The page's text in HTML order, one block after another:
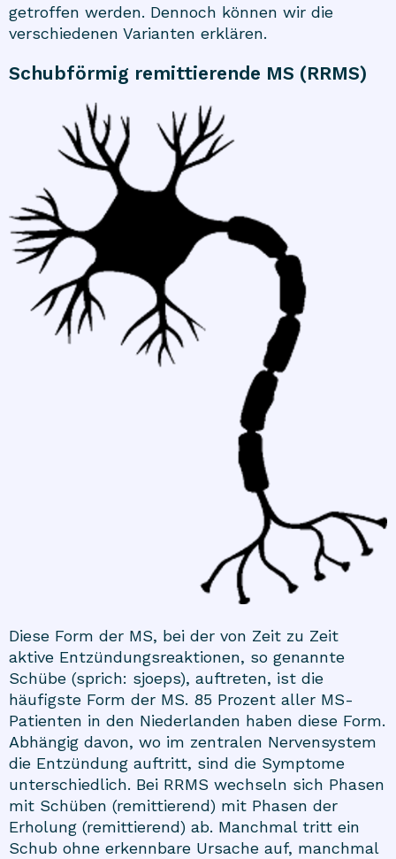
getroffen werden. Dennoch können wir die
verschiedenen Varianten erklären.
Schubförmig remittierende MS (RRMS)
Diese Form der MS, bei der von Zeit zu Zeit
aktive Entzündungsreaktionen, so genannte
Schübe (sprich: sjoeps), auftreten, ist die
häufigste Form der MS. 85 Prozent aller MS-
Patienten in den Niederlanden haben diese Form.
Abhängig davon, wo im zentralen Nervensystem
die Entzündung auftritt, sind die Symptome
unterschiedlich. Bei RRMS wechseln sich Phasen
mit Schüben (remittierend) mit Phasen der
Erholung (remittierend) ab. Manchmal tritt ein
Schub ohne erkennbare Ursache auf, manchmal